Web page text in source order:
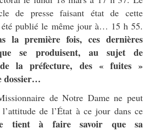
de presse faisant état de cette
été publié le même jour à… 15 h 55.
la première fois, ces dernières
se produisent, au sujet de
de la préfecture, des « fuites »
dossier…
de Notre Dame ne peut
de l’État à ce jour dans ce
tient à faire savoir que sa